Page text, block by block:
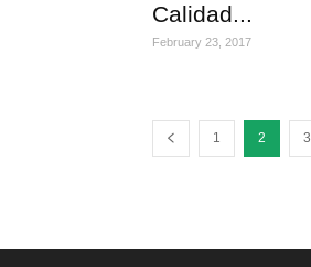
Calidad...
February 23, 2017
1 2 3